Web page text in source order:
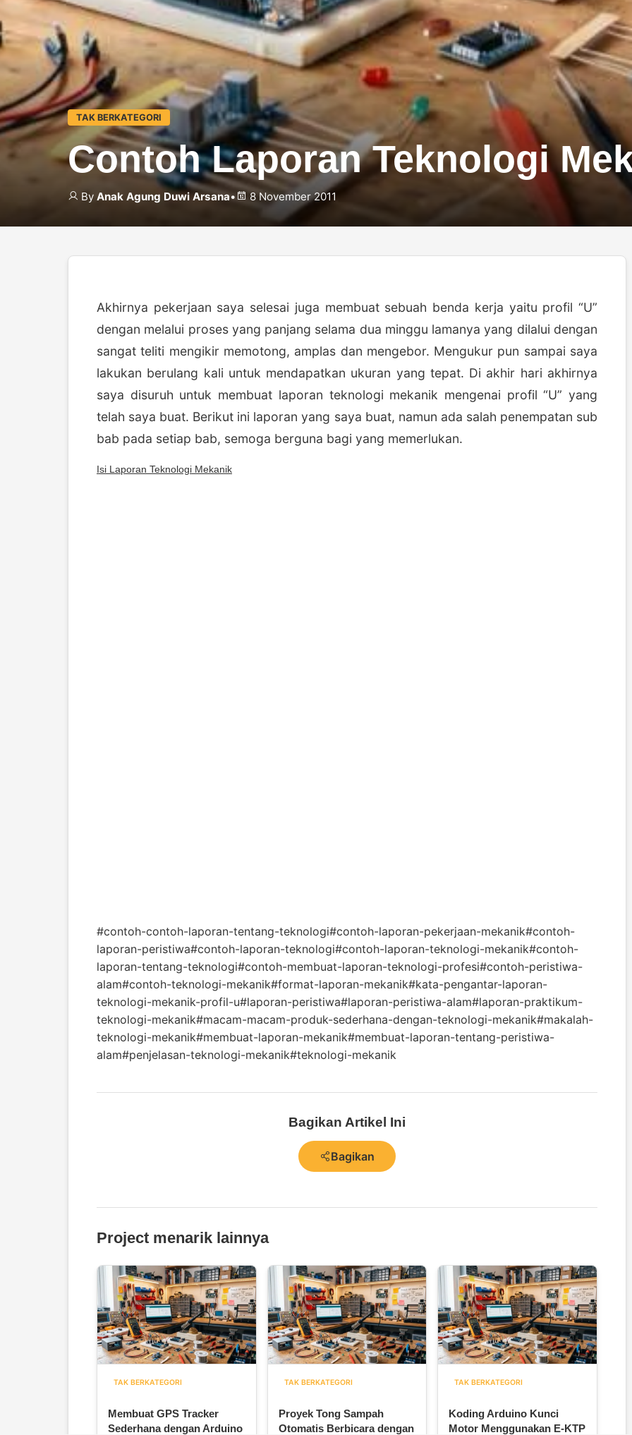
TAK BERKATEGORI
Contoh Laporan Teknologi
By Anak Agung Duwi Arsana• 8 November 2011
Akhirnya pekerjaan saya selesai juga membuat sebuah benda kerja yaitu profil “U”
dengan melalui proses yang panjang selama dua minggu lamanya yang dilalui dengan
sangat teliti mengikir memotong, amplas dan mengebor. Mengukur pun sampai saya
lakukan berulang kali untuk mendapatkan ukuran yang tepat. Di akhir hari akhirnya
saya disuruh untuk membuat laporan teknologi mekanik mengenai profil “U” yang
telah saya buat. Berikut ini laporan yang saya buat, namun ada salah penempatan sub
bab pada setiap bab, semoga berguna bagi yang memerlukan.
Isi Laporan Teknologi Mekanik
#contoh-contoh-laporan-tentang-teknologi#contoh-laporan-pekerjaan-mekanik#contoh-
laporan-peristiwa#contoh-laporan-teknologi#contoh-laporan-teknologi-mekanik#contoh-
laporan-tentang-teknologi#contoh-membuat-laporan-teknologi-profesi#contoh-peristiwa-
alam#contoh-teknologi-mekanik#format-laporan-mekanik#kata-pengantar-laporan-
teknologi-mekanik-profil-u#laporan-peristiwa#laporan-peristiwa-alam#laporan-praktikum-
teknologi-mekanik#macam-macam-produk-sederhana-dengan-teknologi-mekanik#makalah-
teknologi-mekanik#membuat-laporan-mekanik#membuat-laporan-tentang-peristiwa-
alam#penjelasan-teknologi-mekanik#teknologi-mekanik
Bagikan Artikel Ini
Bagikan
Project menarik lainnya
TAK BERKATEGORI
Membuat GPS Tracker
Sederhana dengan Arduino
TAK BERKATEGORI
Proyek Tong Sampah
Otomatis Berbicara dengan
TAK BERKATEGORI
Koding Arduino Kunci
Motor Menggunakan E-KTP